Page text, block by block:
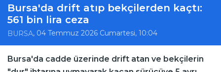
Bursa'da drift atıp bekçilerden kaçtı:
561 bin lira ceza
BURSA, 04 Temmuz 2026 Cumartesi, 10:04
Bursa'da cadde üzerinde drift atan ve bekçilerin